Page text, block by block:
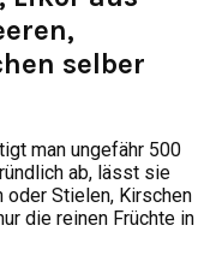
selber
man ungefähr 500
ab, lässt sie
Stielen, Kirschen
die reinen Früchte in